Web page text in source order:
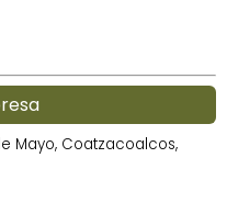
Mayo, Coatzacoalcos,